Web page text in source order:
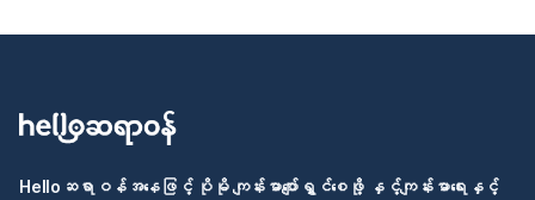
Helloဆရာဝန်အနေဖြင့် ပိုမို ကျန်းမာပျော်ရွှင်စေဖို့ နှင့်ကျန်းမာရေးနှင့်